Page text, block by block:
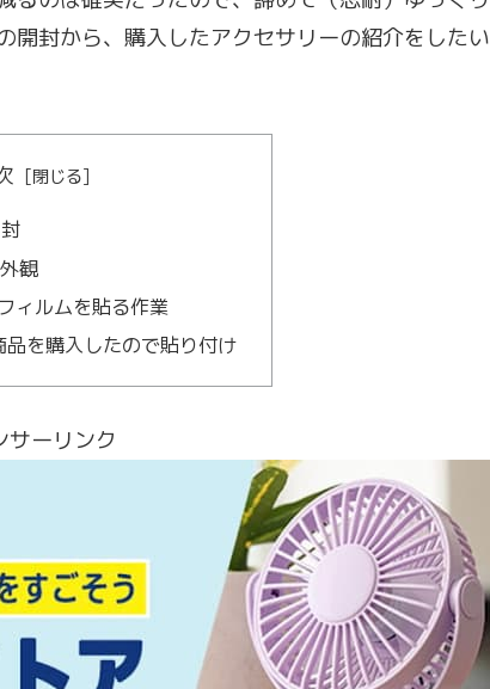
封から、購入したアクセサリーの紹介をしたい
観
ィルムを貼る作業
を購入したので貼り付け
サーリンク